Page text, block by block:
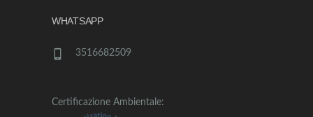
WHATSAPP
3516682509
Certificazione Ambientale: